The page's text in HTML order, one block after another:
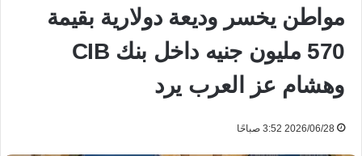
مواطن يخسر وديعة دولارية بقيمة
570 مليون جنيه داخل بنك CIB
وهشام عز العرب يرد
2026/06/28 3:52 صباحًا